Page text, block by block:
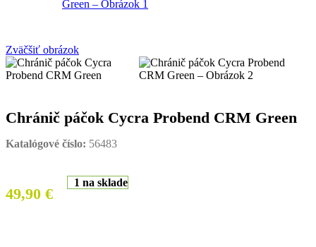
Zväčšiť obrázok
Chránič páčok Cycra Probend CRM Green
Katalógové číslo: 56483
49,90 €
1 na sklade